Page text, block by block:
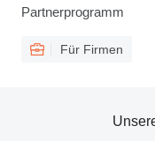
Partnerprogramm
Für Firmen